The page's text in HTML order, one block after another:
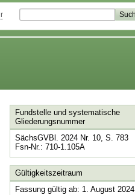
Fundstelle und systematische
Gliederungsnummer
SächsGVBl. 2024 Nr. 10, S. 783
Fsn-Nr.: 710-1.105A
Gültigkeitszeitraum
Fassung gültig ab: 1. August 2024